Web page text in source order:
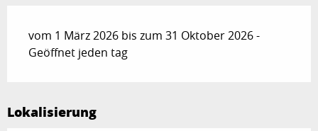
vom 1 März 2026 bis zum 31 Oktober 2026 -
Geöffnet jeden tag
Lokalisierung